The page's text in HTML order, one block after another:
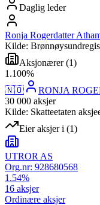
Daglig leder
Ronja Rogerdatter
Kilde:
Aksjonærer(1)
1 .100%
🇳🇴
RONJA
30 000 aksjer
Kilde: Skatteetaten
Eier aksjer i (1)
UTROR AS
Org.nr: 928680568
1.54%
16 aksjer
Ordinære aksjer